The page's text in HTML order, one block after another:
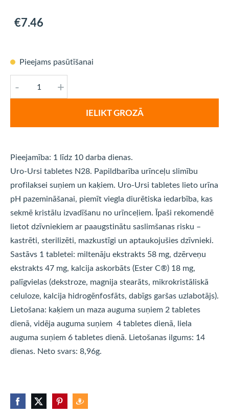
€7.46
Pieejams pasūtīšanai
- +
IELIKT GROZĀ
Pieejamība: 1 līdz 10 darba dienas.
Uro-Ursi tabletes N28. Papildbarība urīnceļu slimību
profilaksei suņiem un kaķiem. Uro-Ursi tabletes lieto urīna
pH pazemināšanai, piemīt viegla diurētiska iedarbība, kas
sekmē kristālu izvadīšanu no urīnceļiem. Īpaši rekomendē
lietot dzīvniekiem ar paaugstinātu saslimšanas risku –
kastrēti, sterilizēti, mazkustīgi un aptaukojušies dzīvnieki.
Sastāvs 1 tabletei: miltenāju ekstrakts 58 mg, dzērveņu
ekstrakts 47 mg, kalcija askorbāts (Ester C®) 18 mg,
palīgvielas (dekstroze, magnija stearāts, mikrokristāliskā
celuloze, kalcija hidrogēnfosfāts, dabīgs garšas uzlabotājs).
Lietošana: kaķiem un maza auguma suņiem 2 tabletes
dienā, vidēja auguma suņiem 4 tabletes dienā, liela
auguma suņiem 6 tabletes dienā. Lietošanas ilgums: 14
dienas. Neto svars: 8,96g.